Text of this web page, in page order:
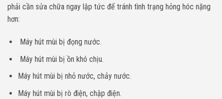
phải cần sửa chữa ngay lập tức để tránh tình trạng hỏng hóc nặng
hơn:
Máy hút mùi bị đọng nước.
Máy hút mùi bị ồn khó chịu.
Máy hút mùi bị nhỏ nước, chảy nước.
Máy hút mùi bị rò điện, chập điện.